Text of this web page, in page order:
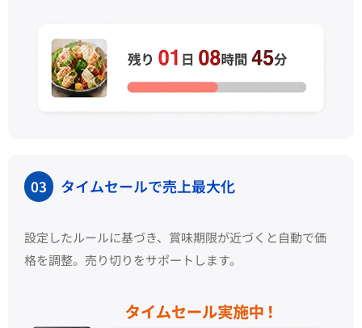
03 タイムセールで売上最大化
設定したルールに基づき、賞味期限が近づくと自動で価
格を調整。売り切りをサポートします。